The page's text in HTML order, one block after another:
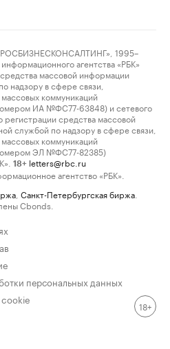
1995–
агентства «РБК»
массовой информации
надзору в сфере связи,
коммуникаций
ИА №ФС77-63848) и сетевого
регистрации средства массовой
службой по надзору в сфере связи,
коммуникаций
ЭЛ №ФС77-82385)
18+ letters@rbc.ru
агентство «РБК».
Санкт-Петербургская биржа
Cbonds.
персональных данных
18+